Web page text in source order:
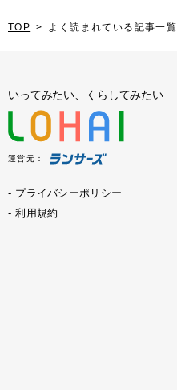
TOP よく読まれている記事一覧
いってみたい、くらしてみたい
運営元：
プライバシーポリシー
利用規約